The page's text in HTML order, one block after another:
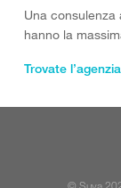
Una consulenza
hanno la
Trovate